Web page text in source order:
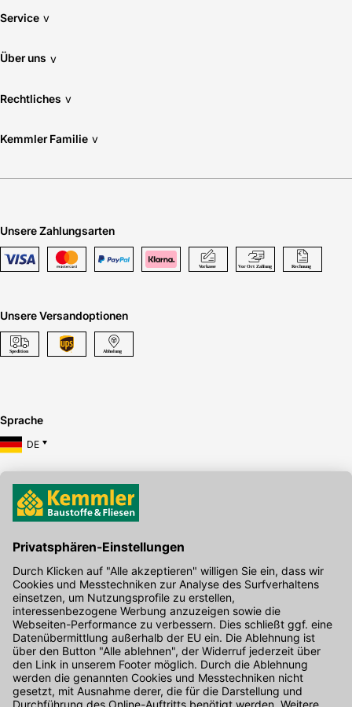
Service v
Über uns v
Rechtliches v
Kemmler Familie v
Unsere Zahlungsarten
Unsere Versandoptionen
Sprache
DE
Hier gibt's die kostenlose App
Kontakt
Unser Onlineshop Team ist montags bis freitags von 08:00 - 17:00
Uhr unter der Telefonnummer07071 / 151-151 für Sie erreichbar.
Alternativ können Sie unser Kontaktformular nutzen.